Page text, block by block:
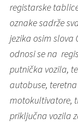
registarske
oznake sadrže
jezika osim slova
odnosi se na
putnička vozila,
autobuse,
motokultivatore,
priključna vozila